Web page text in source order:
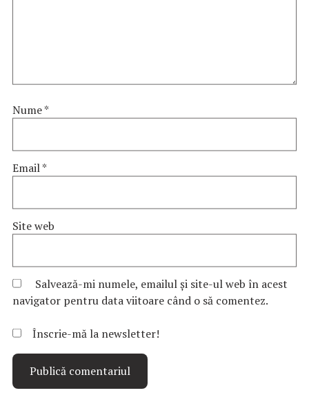
Nume*
Email*
Site web
Salvează-mi numele, emailul și site-ul web în acest
navigator pentru data viitoare când o să comentez.
Înscrie-mă la newsletter!